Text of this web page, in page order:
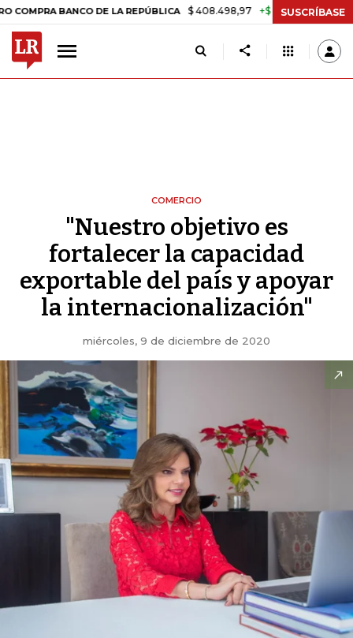
BANCO DE LA REPÚBLICA $ 408.498,97 +$ 8.753,81 +2,19%
SUSCRÍBASE
COMERCIO
"Nuestro objetivo es
fortalecer la capacidad
exportable del país y apoyar
la internacionalización"
miércoles, 9 de diciembre de 2020